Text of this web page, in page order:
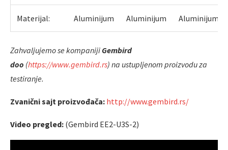
Materijal: Aluminijum Aluminijum Aluminijum
Zahvaljujemo se kompaniji Gembird
doo (https://www.gembird.rs) na ustupljenom proizvodu za
testiranje.
Zvanični sajt proizvođača: http://www.gembird.rs/
Video pregled: (Gembird EE2-U3S-2)